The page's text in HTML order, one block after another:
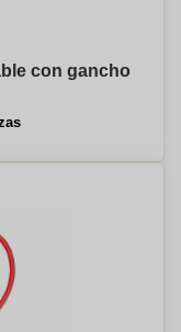
con gancho